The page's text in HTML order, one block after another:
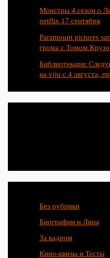
Монстры 4 сезон о
netflix 17 сентября
Paramount pictures
грома с Томом
Библиотекари:
на viju с 4 августа,
Без рубрики
Биографии и Лица
За кадром
Кино-квизы и Тесты